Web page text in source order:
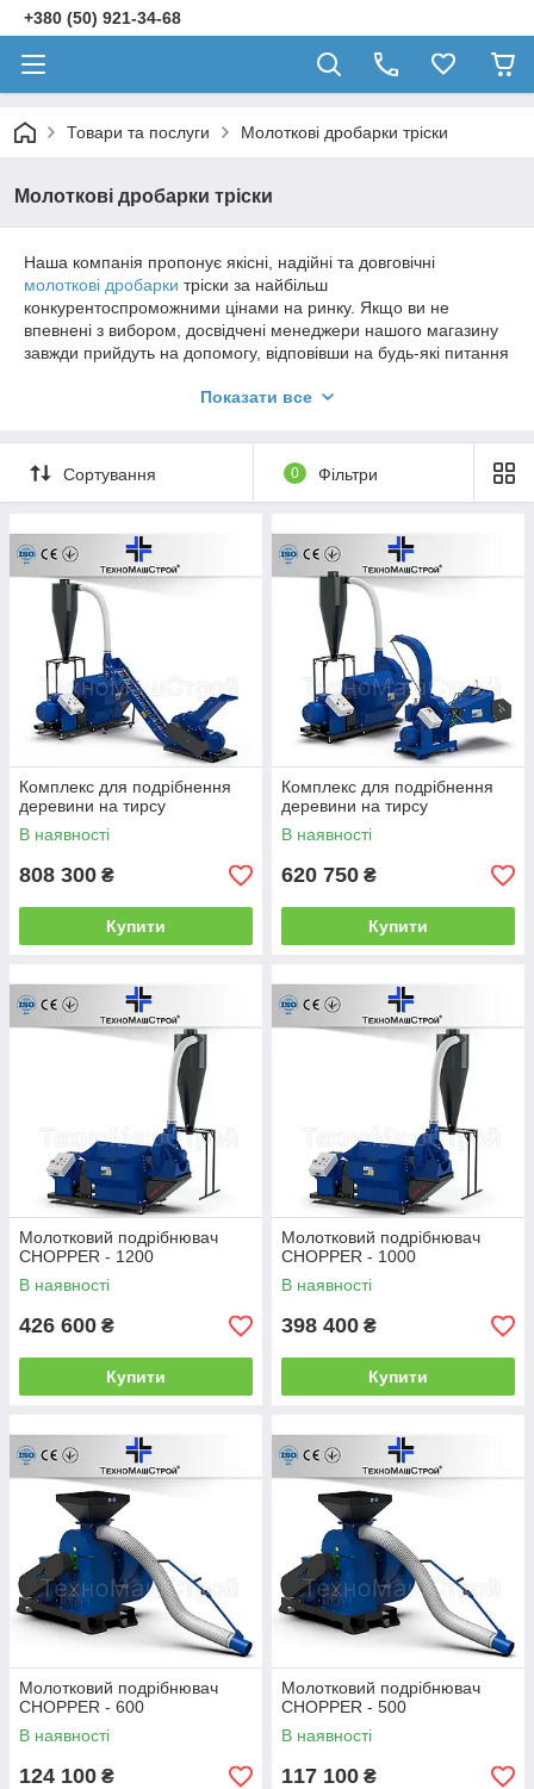
+380 (50) 921-34-68
Товари та послуги Молоткові дробарки тріски
Молоткові дробарки тріски
Наша компанія пропонує якісні, надійні та довговічні
молоткові дробарки тріски за найбільш
конкурентоспроможними цінами на ринку. Якщо ви не
впевнені з вибором, досвідчені менеджери нашого магазину
завжди прийдуть на допомогу, відповівши на будь-які питання
своєї роботи кожного співробітника компанії гарантує вашу
повну задоволеність як від обслуговування, так і від якості
Зв'язатися з менеджером для консультації та замовлення
можна за номером +380509213468 +380685027485 (Вадим).
Більш детально ви можете ознайомитися на нашому сайті
https://mashgroup.ck.ua
Показати все
Сортування 0 Фільтри
Комплекс для подрібнення
деревини на тирсу
В наявності
808 300 ₴
Купити
Комплекс для подрібнення
деревини на тирсу
В наявності
620 750 ₴
Купити
Молотковий подрібнювач
CHOPPER - 1200
В наявності
426 600 ₴
Купити
Молотковий подрібнювач
CHOPPER - 1000
В наявності
398 400 ₴
Купити
Молотковий подрібнювач
CHOPPER - 600
В наявності
124 100 ₴
Молотковий подрібнювач
CHOPPER - 500
В наявності
117 100 ₴